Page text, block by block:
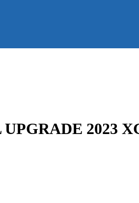
UPGRADE 2023